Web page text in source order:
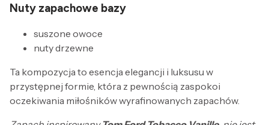
Nuty zapachowe bazy
suszone owoce
nuty drzewne
Ta kompozycja to esencja elegancji i luksusu w
przystępnej formie, która z pewnością zaspokoi
oczekiwania miłośników wyrafinowanych zapachów.